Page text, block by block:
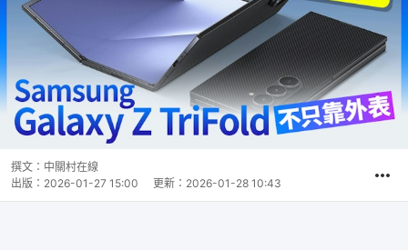
撰文： 中關村在線
出版： 2026-01-27 15:00 更新： 2026-01-28 10:43